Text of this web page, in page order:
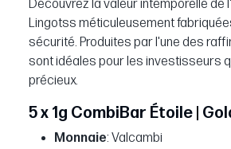
Découvrez la valeur intemporelle de
Lingotss méticuleusement
sécurité. Produites par l'une des
sont idéales pour les investisseurs
précieux.
5 x 1g CombiBar Étoile |
Monnaie: Valcambi